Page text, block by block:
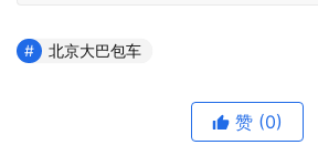
北京大巴包车
赞 (0)